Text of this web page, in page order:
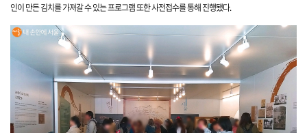
인이 만든 김치를 가져갈 수 있는 프로그램 또한 사전접수를 통해 진행됐다.